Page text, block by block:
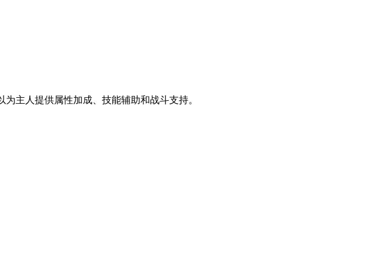
主人提供属性加成、技能辅助和战斗支持。